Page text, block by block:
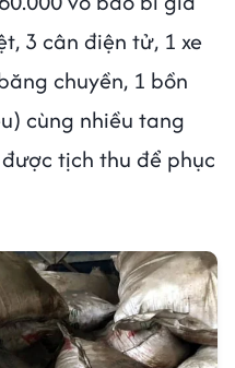
3 cân điện tử, 1 xe
chuyền, 1 bồn
cùng nhiều tang
tịch thu để phục